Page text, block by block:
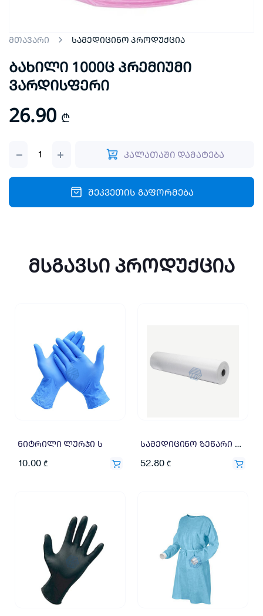
მთავარი სამედიცინო პროდუქცია
ბახილი 1000ც პრემიუმი
ვარდისფერი
26.90 ₾
1000ც
ვარდისფერი
კალათაში დამატება
შეკვეთის გაფორმება
მსგავსი პროდუქცია
ნიტრილი ლურჯი ს
10.00 ₾
სამედიცინო ზეწარი 65*100 2ფ 1=3X17.6
52.80 ₾